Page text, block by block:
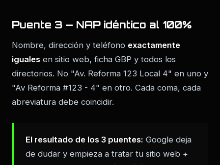
Puente 3 — NAP idéntico al 100%
Nombre, dirección y teléfono exactamente
iguales en sitio web, ficha GBP y todos los
directorios. No "Av. Reforma 123 Local 4" en uno y
"Av Reforma #123 - 4" en otro. Cada coma, cada
abreviatura debe coincidir.
El resultado de los 3 puentes: Google deja
de dudar y empieza a tratar tu sitio web +